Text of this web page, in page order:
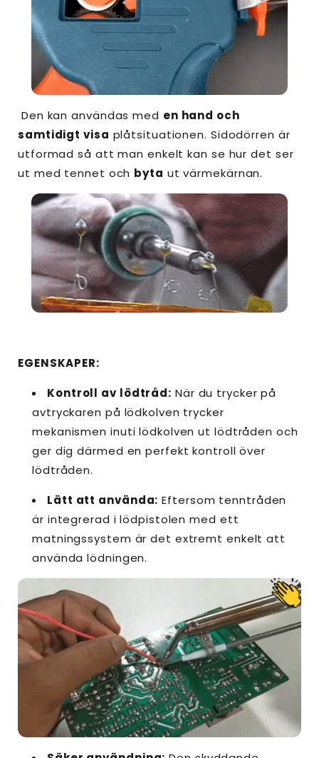
Den kan användas med en hand och
samtidigt visa plåtsituationen. Sidodörren är
utformad så att man enkelt kan se hur det ser
ut med tennet och byta ut värmekärnan.
EGENSKAPER:
Kontroll av lödtråd: När du trycker på
avtryckaren på lödkolven trycker
mekanismen inuti lödkolven ut lödtråden och
ger dig därmed en perfekt kontroll över
lödtråden.
Lätt att använda: Eftersom tenntråden
är integrerad i lödpistolen med ett
matningssystem är det extremt enkelt att
använda lödningen.